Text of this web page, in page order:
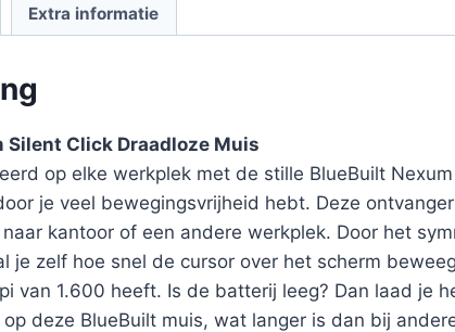
Extra informatie
Silent Click Draadloze Muis
op elke werkplek met de stille BlueBuilt
je veel bewegingsvrijheid hebt. Deze
kantoor of een andere werkplek. Door het
je zelf hoe snel de cursor over het scherm
van 1.600 heeft. Is de batterij leeg? Dan laad je
deze BlueBuilt muis, wat langer is dan bij